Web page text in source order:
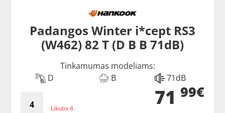
Padangos Winter i*cept RS3
(W462) 82 T (D B B 71dB)
Tinkamumas modeliams:
D
B 71dB
Likutis 4 71 99€